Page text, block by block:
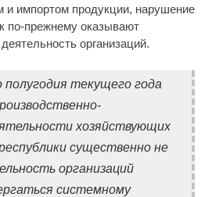
и импортом продукции, нарушение
по-прежнему оказывают
организаций.
полугодия текущего года
хозяйствующих
существенно не
организаций
системному